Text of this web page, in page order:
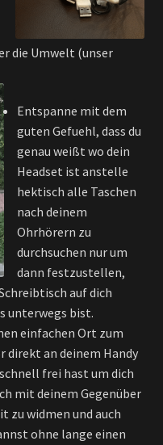
die Umwelt (unser
Entspanne mit dem
guten Gefuehl, dass du
genau weißt wo dein
Headset ist anstelle
hektisch alle Taschen
nach deinem
Ohrhörern zu
durchsuchen nur um
dann festzustellen,
auf dich
unterwegs bist.
einfachen Ort zum
direkt an deinem Handy
frei hast um dich
mit deinem Gegenüber
zu widmen und auch
ohne lange einen